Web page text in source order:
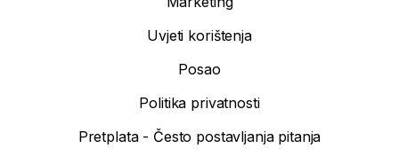
Uvjeti korištenja
Posao
Politika privatnosti
Pretplata - Često postavljanja pitanja